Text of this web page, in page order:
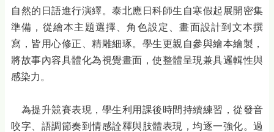
自然的日語進行演繹。泰北應日科師生自寒假起展開密集
準備，從繪本主題選擇、角色設定、畫面設計到文本撰
寫，皆用心修正、精雕細琢。學生更親自參與繪本繪製，
將故事內容具體化為視覺畫面，使整體呈現兼具邏輯性與
感染力。
為提升競賽表現，學生利用課後時間持續練習，從發音
咬字、語調節奏到情感詮釋與肢體表現，均逐一強化。過